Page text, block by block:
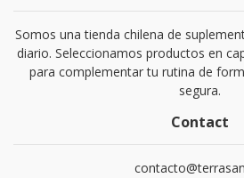
Somos una tienda chilena de
diario. Seleccionamos productos en
para complementar tu rutina de
segura.
Contact